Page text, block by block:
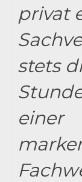
privat
stets
einer